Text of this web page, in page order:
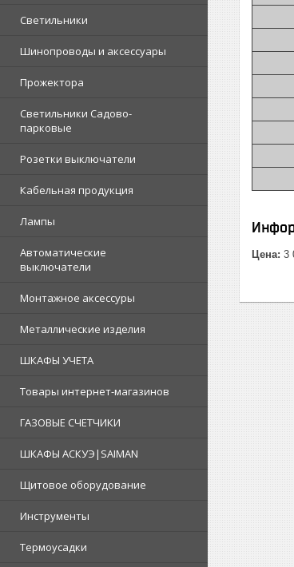
Светильники
Шинопроводы и аксессуары
Прожектора
Светильники Садово-
парковые
Розетки выключатели
Кабельная продукция
Лампы
Автоматические
выключатели
Монтажное аксессуры
Металлические изделия
ШКАФЫ УЧЕТА
Товары интернет-магазинов
ГАЗОВЫЕ СЧЕТЧИКИ
ШКАФЫ АСКУЭ|SAIMAN
Щитовое оборудование
Инструменты
Термоусадки
Цена: 3